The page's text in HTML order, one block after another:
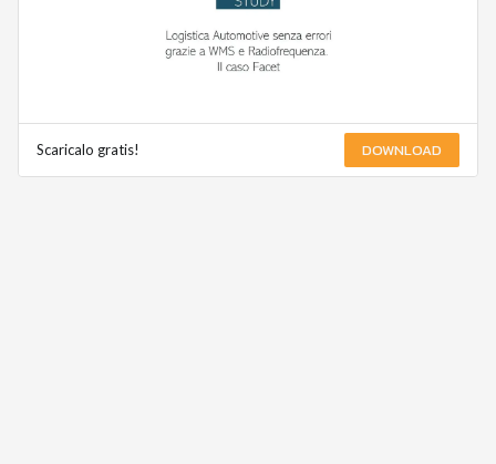
Scaricalo gratis! DOWNLOAD